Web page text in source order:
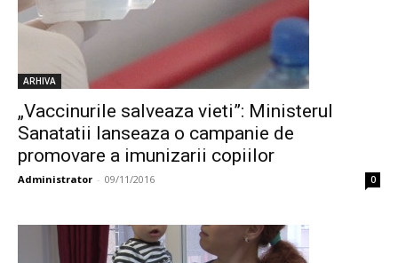
ARHIVA
„Vaccinurile salveaza vieti”: Ministerul
Sanatatii lanseaza o campanie de
promovare a imunizarii copiilor
Administrator - 09/11/2016 0